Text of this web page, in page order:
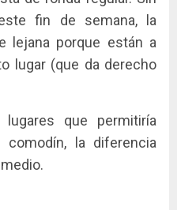
fin de semana, la
lejana porque están a
lugar (que da derecho
que permitiría
la diferencia